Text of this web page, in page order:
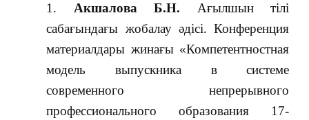
Акшалова Б.Н. Ағылшын тілі
сабағындағы жобалау әдісі. Конференция
материалдары жинағы «Компетентностная
модель выпускника в системе
современного непрерывного
профессионального образования 17-